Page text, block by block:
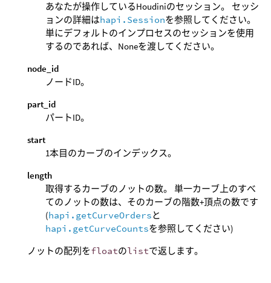
あなたが操作しているHoudiniのセッション。 セッシ
ョンの詳細はhapi.Sessionを参照してください。
単にデフォルトのインプロセスのセッションを使用
するのであれば、Noneを渡してください。
node_id
ノードID。
part_id
パートID。
start
1本目のカーブのインデックス。
length
取得するカーブのノットの数。 単一カーブ上のすべ
てのノットの数は、そのカーブの階数+頂点の数です
(hapi.getCurveOrdersと
hapi.getCurveCountsを参照してください)
ノットの配列をfloatのlistで返します。